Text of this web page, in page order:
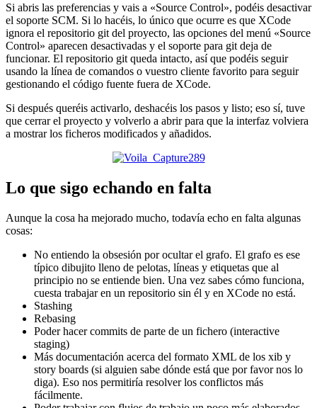
Si abris las preferencias y vais a «Source Control», podéis desactivar
el soporte SCM. Si lo hacéis, lo único que ocurre es que XCode
ignora el repositorio git del proyecto, las opciones del menú «Source
Control» aparecen desactivadas y el soporte para git deja de
funcionar. El repositorio git queda intacto, así que podéis seguir
usando la línea de comandos o vuestro cliente favorito para seguir
gestionando el código fuente fuera de XCode.
Si después queréis activarlo, deshacéis los pasos y listo; eso sí, tuve
que cerrar el proyecto y volverlo a abrir para que la interfaz volviera
a mostrar los ficheros modificados y añadidos.
Lo que sigo echando en falta
Aunque la cosa ha mejorado mucho, todavía echo en falta algunas
cosas:
No entiendo la obsesión por ocultar el grafo. El grafo es ese
típico dibujito lleno de pelotas, líneas y etiquetas que al
principio no se entiende bien. Una vez sabes cómo funciona,
cuesta trabajar en un repositorio sin él y en XCode no está.
Stashing
Rebasing
Poder hacer commits de parte de un fichero (interactive
staging)
Más documentación acerca del formato XML de los xib y
story boards (si alguien sabe dónde está que por favor nos lo
diga). Eso nos permitiría resolver los conflictos más
fácilmente.